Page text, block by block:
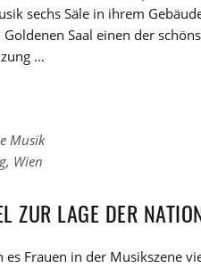
sechs Säle in ihrem
Saal einen der
…
Musik
, Wien
ZUR LAGE DER
es Frauen in der Musikszene